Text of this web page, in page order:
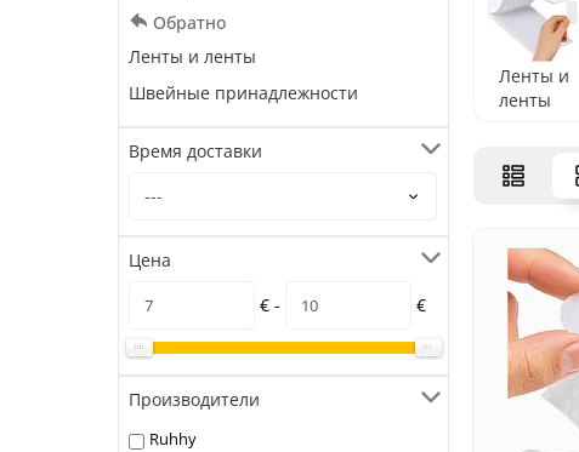
Обратно
Ленты и ленты
Швейные принадлежности
Время доставки
Цена
€ -
€
Производители
Ruhhy
Ленты и
ленты